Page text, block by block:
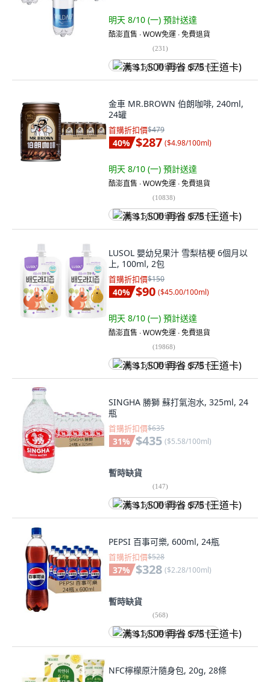
明天 8/10 (一) 預計送達
酷澎直售 ∙ WOW免運 ∙ 免費退貨
(231)
满 $1,500 再省 $75 (王道卡)
金車 MR.BROWN 伯朗咖啡, 240ml,
24罐
首購折扣價$479
40% $287 ($4.98/100ml)
明天 8/10 (一) 預計送達
酷澎直售 ∙ WOW免運 ∙ 免費退貨
(10838)
满 $1,500 再省 $75 (王道卡)
LUSOL 嬰幼兒果汁 雪梨桔梗 6個月以
上, 100ml, 2包
首購折扣價$150
40% $90 ($45.00/100ml)
明天 8/10 (一) 預計送達
酷澎直售 ∙ WOW免運 ∙ 免費退貨
(19868)
满 $1,500 再省 $75 (王道卡)
SINGHA 勝獅 蘇打氣泡水, 325ml, 24
瓶
首購折扣價$635
31% $435 ($5.58/100ml)
暫時缺貨
(147)
满 $1,500 再省 $75 (王道卡)
PEPSI 百事可樂, 600ml, 24瓶
首購折扣價$528
37% $328 ($2.28/100ml)
暫時缺貨
(568)
满 $1,500 再省 $75 (王道卡)
NFC檸檬原汁隨身包, 20g, 28條